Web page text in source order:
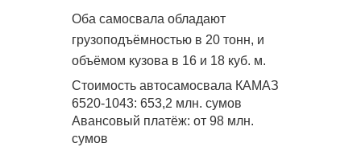
Оба самосвала обладают
грузоподъёмностью в 20 тонн, и
объёмом кузова в 16 и 18 куб. м.
Стоимость автосамосвала КАМАЗ
6520-1043: 653,2 млн. сумов
Авансовый платёж: от 98 млн.
сумов